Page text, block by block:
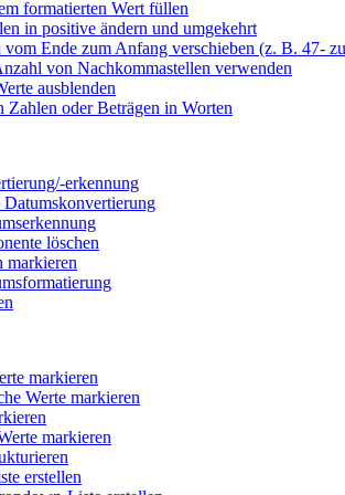
formatierten Wert füllen
in positive ändern und umgekehrt
vom Ende zum Anfang verschieben (z. B. 47-
von Nachkommastellen verwenden
ausblenden
Zahlen oder Beträgen in Worten
erkennung
Datumskonvertierung
löschen
markieren
markieren
Werte markieren
markieren
erstellen